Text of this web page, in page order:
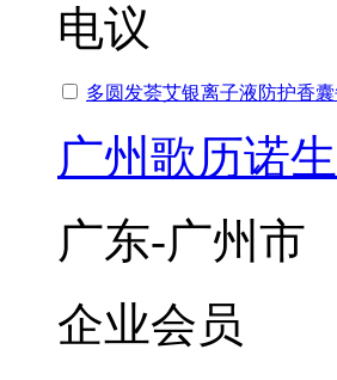
电议
多圆发荟艾银离子液防护香
广州歌历诺
广东-广州市
企业会员